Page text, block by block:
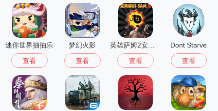
迷你世界抽抽乐
查看
梦幻火影
查看 查看
Dont Starve
查看